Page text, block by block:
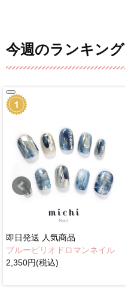
今週のランキング
即日発送 人気商品
ブルーピリオドロマンネイル
2,350円(税込)